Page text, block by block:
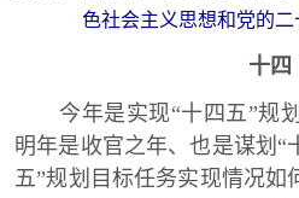
色社会主义思想和党的二
十四
今年是实现“十四五”规划
明年是收官之年、也是谋划“
五”规划目标任务实现情况如